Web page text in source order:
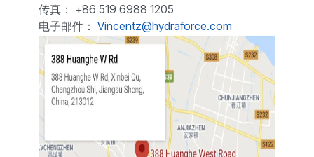
传真： +86 519 6988 1205
电子邮件： Vincentz@hydraforce.com